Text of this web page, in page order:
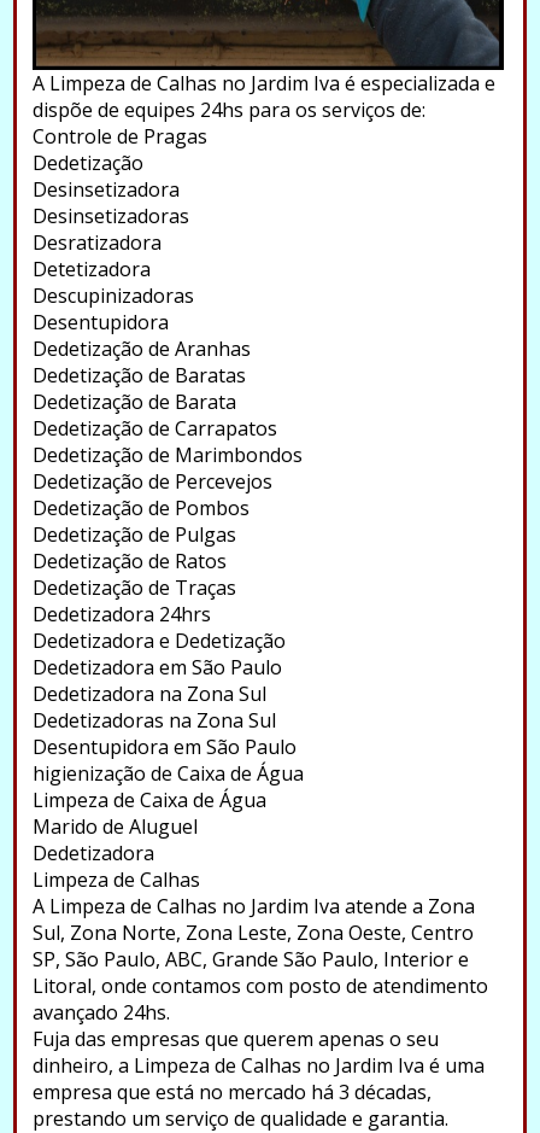
A Limpeza de Calhas no Jardim Iva é especializada e
dispõe de equipes 24hs para os serviços de:
Controle de Pragas
Dedetização
Desinsetizadora
Desinsetizadoras
Desratizadora
Detetizadora
Descupinizadoras
Desentupidora
Dedetização de Aranhas
Dedetização de Baratas
Dedetização de Barata
Dedetização de Carrapatos
Dedetização de Marimbondos
Dedetização de Percevejos
Dedetização de Pombos
Dedetização de Pulgas
Dedetização de Ratos
Dedetização de Traças
Dedetizadora 24hrs
Dedetizadora e Dedetização
Dedetizadora em São Paulo
Dedetizadora na Zona Sul
Dedetizadoras na Zona Sul
Desentupidora em São Paulo
higienização de Caixa de Água
Limpeza de Caixa de Água
Marido de Aluguel
Dedetizadora
Limpeza de Calhas
A Limpeza de Calhas no Jardim Iva atende a Zona
Sul, Zona Norte, Zona Leste, Zona Oeste, Centro
SP, São Paulo, ABC, Grande São Paulo, Interior e
Litoral, onde contamos com posto de atendimento
avançado 24hs.
Fuja das empresas que querem apenas o seu
dinheiro, a Limpeza de Calhas no Jardim Iva é uma
empresa que está no mercado há 3 décadas,
prestando um serviço de qualidade e garantia.